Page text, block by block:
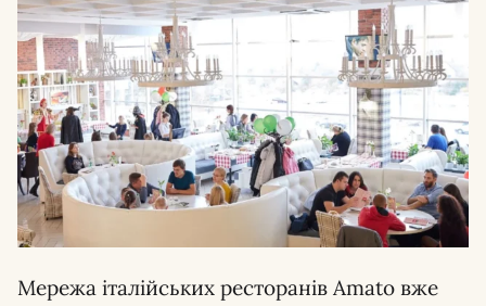
Мережа італійських ресторанів Amato вже